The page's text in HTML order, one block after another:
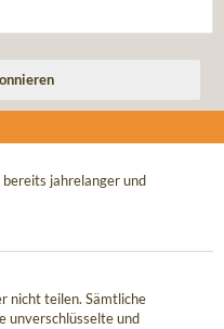
jahrelanger und
nicht teilen. Sämtliche
unverschlüsselte und